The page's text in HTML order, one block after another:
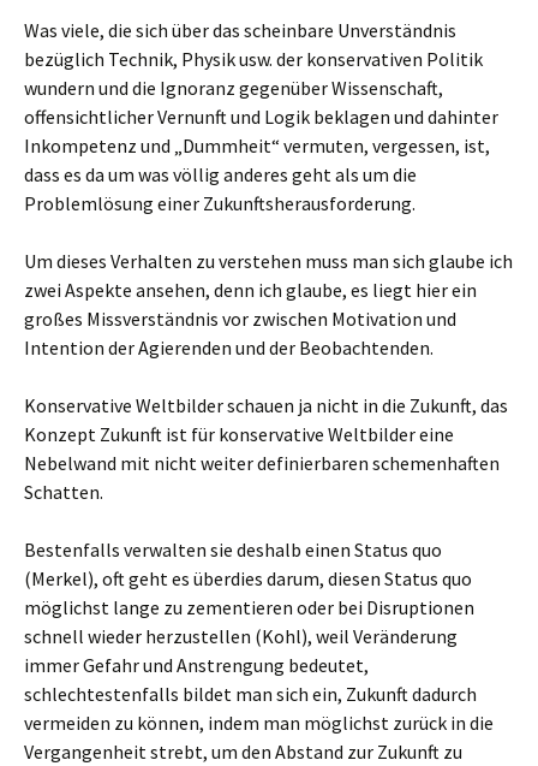
Was viele, die sich über das scheinbare Unverständnis
bezüglich Technik, Physik usw. der konservativen Politik
wundern und die Ignoranz gegenüber Wissenschaft,
offensichtlicher Vernunft und Logik beklagen und dahinter
Inkompetenz und „Dummheit“ vermuten, vergessen, ist,
dass es da um was völlig anderes geht als um die
Problemlösung einer Zukunftsherausforderung.
Um dieses Verhalten zu verstehen muss man sich glaube ich
zwei Aspekte ansehen, denn ich glaube, es liegt hier ein
großes Missverständnis vor zwischen Motivation und
Intention der Agierenden und der Beobachtenden.
Konservative Weltbilder schauen ja nicht in die Zukunft, das
Konzept Zukunft ist für konservative Weltbilder eine
Nebelwand mit nicht weiter definierbaren schemenhaften
Schatten.
Bestenfalls verwalten sie deshalb einen Status quo
(Merkel), oft geht es überdies darum, diesen Status quo
möglichst lange zu zementieren oder bei Disruptionen
schnell wieder herzustellen (Kohl), weil Veränderung
immer Gefahr und Anstrengung bedeutet,
schlechtestenfalls bildet man sich ein, Zukunft dadurch
vermeiden zu können, indem man möglichst zurück in die
Vergangenheit strebt, um den Abstand zur Zukunft zu